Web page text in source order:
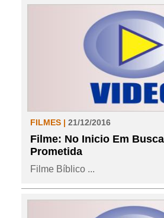
FILMES | 21/12/2016
Filme: No Inicio Em
Prometida
Filme Bíblico ...